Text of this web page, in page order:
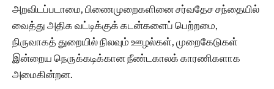
அறவிடப்படாமை, பிணைமுறைகளினை சர்வதேச சந்தையில்
வைத்து அதிக வட்டிக்குக் கடன்களைப் பெற்றமை,
நிருவாகத் துறையில் நிலவும் ஊழல்கள், முறைகேடுகள்
இன்றைய நெருக்கடிக்கான‌ நீண்டகாலக் காரணிகளாக
அமைகின்றன.